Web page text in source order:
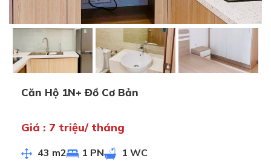
Căn Hộ 1N+ Đồ Cơ Bản
Giá : 7 triệu/ tháng
43 m2 1 PN
1 WC